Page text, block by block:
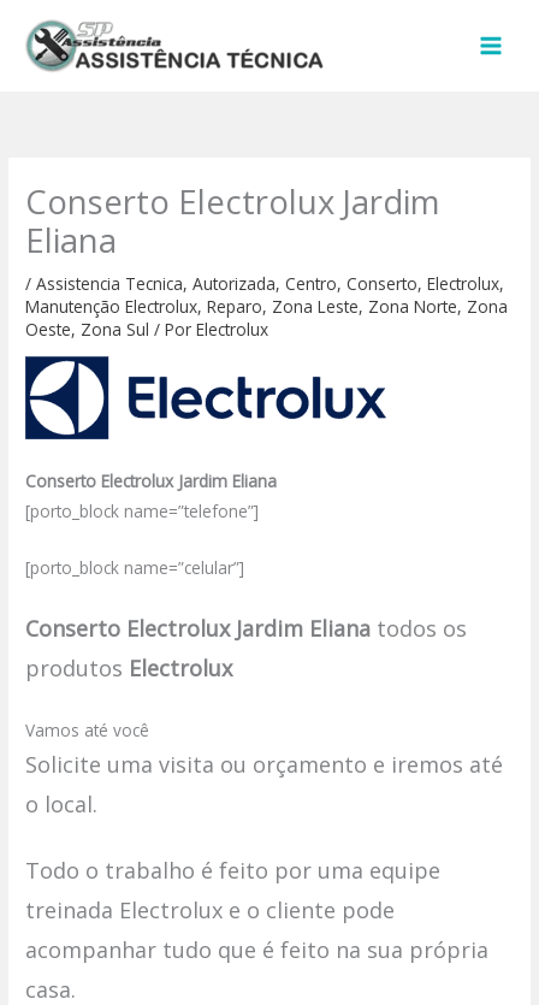
para
Conserto Electrolux Jardim
Eliana
/Assistencia Tecnica,Autorizada,Centro,Conserto,Electrolux,
Manutenção Electrolux,Reparo, Zona Leste, Zona Norte, Zona
Oeste, Zona Sul / PorElectrolux
Conserto Electrolux Jardim Eliana
[porto_block name=”telefone”]
[porto_block name=”celular”]
Conserto Electrolux Jardim Eliana todos os
produtos Electrolux
Vamos até você
Solicite uma visita ou orçamento e iremos até
o local.
Todo o trabalho é feito por uma equipe
treinada Electrolux e o cliente pode
acompanhar tudo que é feito na sua própria
casa.